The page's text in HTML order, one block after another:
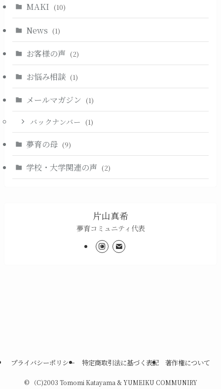
MAKI (10)
News (1)
お客様の声 (2)
お悩み相談 (1)
メールマガジン (1)
バックナンバー (1)
夢育の母 (9)
学校・大学関連の声 (2)
片山真希
夢育コミュニティ代表
プライバシーポリシー 特定商取引法に基づく表記 著作権について
©（C)2003 Tomomi Katayama & YUMEIKU COMMUNIRY